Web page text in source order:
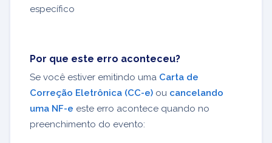
específico
Por que este erro aconteceu?
Se você estiver emitindo uma Carta de
Correção Eletrônica (CC-e) ou cancelando
uma NF-e este erro acontece quando no
preenchimento do evento: